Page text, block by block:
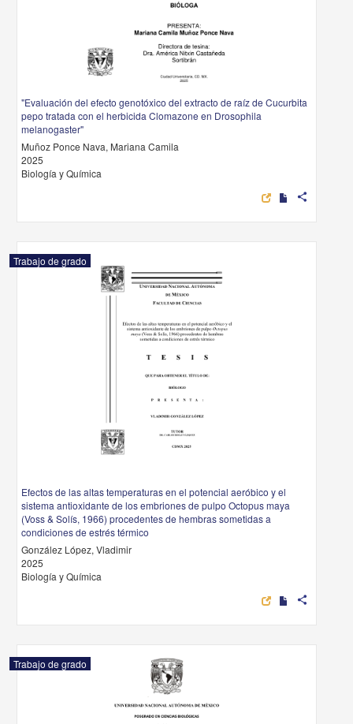
"Evaluación del efecto genotóxico del extracto de raíz de Cucurbita
pepo tratada con el herbicida Clomazone en Drosophila
melanogaster"
Muñoz Ponce Nava, Mariana Camila
2025
Biología y Química
share
Trabajo de grado
Efectos de las altas temperaturas en el potencial aeróbico y el
sistema antioxidante de los embriones de pulpo Octopus maya
(Voss & Solís, 1966) procedentes de hembras sometidas a
condiciones de estrés térmico
González López, Vladimir
2025
Biología y Química
share
Trabajo de grado